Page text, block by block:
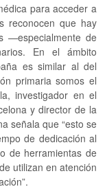
para acceder a
reconocen que hay
—especialmente de
En el ámbito
es similar al del
primaria somos el
investigador en el
y director de la
señala que “esto se
de dedicación al
de herramientas de
utilizan en atención